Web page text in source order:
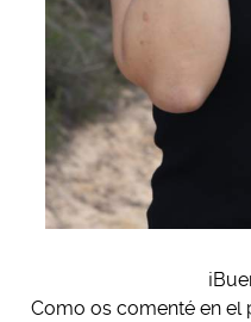
Como os comenté en el